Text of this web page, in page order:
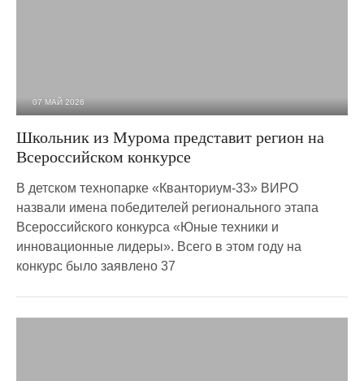
07 МАЙ 2026
Школьник из Мурома представит регион на
Всероссийском конкурсе
В детском технопарке «Кванториум-33» ВИРО
назвали имена победителей регионального этапа
Всероссийского конкурса «Юные техники и
инновационные лидеры». Всего в этом году на
конкурс было заявлено 37